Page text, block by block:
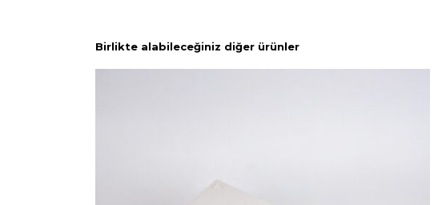
Birlikte alabileceğiniz diğer ürünler